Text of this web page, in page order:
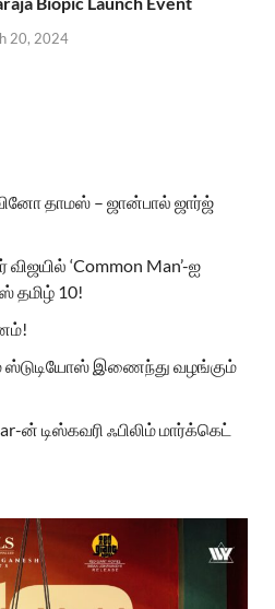
20, 2024
தாமஸ் – ஜான்பால் ஜார்ஜ்
‘Common Man’-ஐ
தமிழ் 10!
ஸ்டுடியோஸ் இணைந்து வழங்கும்
ன் டிஸ்கவரி ஃபிலிம் மார்க்கெட்